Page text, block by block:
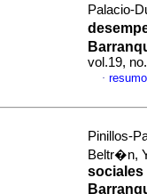
Palacio-
vol.19,
·
Pinillos-
Beltr�n,
sociales